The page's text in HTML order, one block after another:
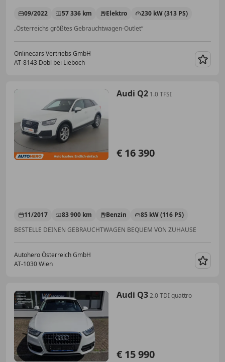
09/2022 57 336 km Elektro
230 kW (313 PS)
„Österreichs größtes Gebrauchtwagen-Outlet“
Onlinecars Vertriebs GmbH
AT-8143 Dobl bei Lieboch
Audi Q2 1.0 TFSI
€ 16 390
11/2017 83 900 km Benzin
85 kW (116 PS)
BESTELLE DEINEN GEBRAUCHTWAGEN BEQUEM VON ZUHAUSE
Autohero Österreich GmbH
AT-1030 Wien
Audi Q32.0 TDI quattro
€ 15 990